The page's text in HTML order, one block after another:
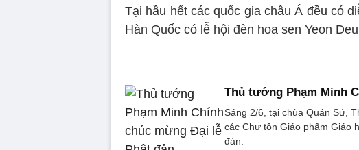
Tại hầu hết các quốc gia châu Á đều có
Hàn Quốc có lễ hội đèn hoa sen Yeon
Thủ tướng Phạm Minh
Sáng 2/6, tại chùa Quán Sứ,
các Chư tôn Giáo phẩm Giáo
đản.